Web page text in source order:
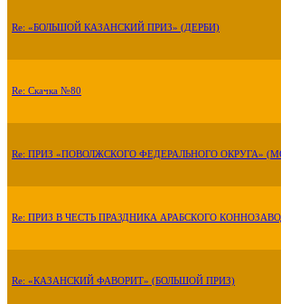
Re: «БОЛЬШОЙ КАЗАНСКИЙ ПРИЗ» (ДЕРБИ)
Re: Скачка №80
Re: ПРИЗ «ПОВОЛЖСКОГО ФЕДЕРАЛЬНОГО ОКРУГА»
Re: ПРИЗ В ЧЕСТЬ ПРАЗДНИКА АРАБСКОГО
Re: «КАЗАНСКИЙ ФАВОРИТ» (БОЛЬШОЙ ПРИЗ)